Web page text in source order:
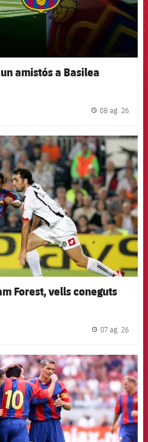
amistós a Basilea
08 ag. 26
FCB Barcelona badge
Forest, vells coneguts
07 ag. 26
FCB Barcelona badge